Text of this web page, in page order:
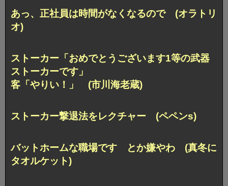
あっ、正社員は時間がなくなるので (オラトリ
オ)
ストーカー「おめでとうございます1等の武器
ストーカーです」
客「やりい！」 (市川海老蔵)
ストーカー撃退法をレクチャー (ペペンs)
バットホームな職場です とか嫌やわ (真冬に
タオルケット)